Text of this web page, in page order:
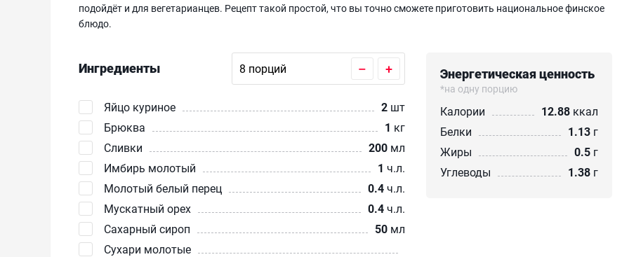
подойдёт и для вегетарианцев. Рецепт такой простой, что вы точно сможете приготовить национальное финское
блюдо.
Ингредиенты – +
Яйцо куриное 2 шт
Брюква
1 кг
Сливки
200 мл
Имбирь молотый
1 ч.л.
Молотый белый перец
0.4ч.л.
Мускатный орех
0.4ч.л.
Сахарный сироп
50 мл
Сухари молотые
Энергетическая ценность
*на одну порцию
Калории 12.88 ккал
Белки
1.13 г
Жиры
0.5 г
Углеводы
1.38 г